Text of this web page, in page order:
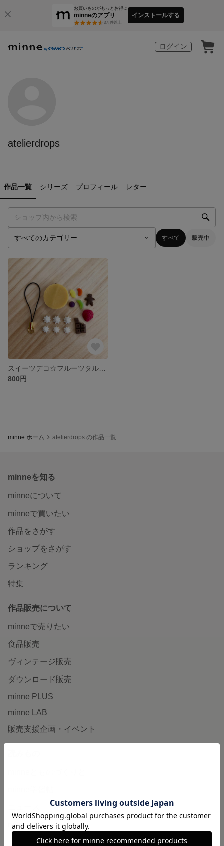
お買いものがもっとお得に
minneのアプリ
3万件以上
インストールする
ログイン
atelierdrops
作品一覧 シリーズ プロフィール レター
すべて 販売中
800円
minne ホーム atelierdrops の作品一覧
minneを知る
minneについて
minneで買いたい
作品をさがす
ショップをさがす
ランキング
特集
作品販売について
minneで売りたい
食品販売
ヴィンテージ販売
ダウンロード販売
minne PLUS
minne LAB
販売支援企画・イベント
minne学習帖
minneの本